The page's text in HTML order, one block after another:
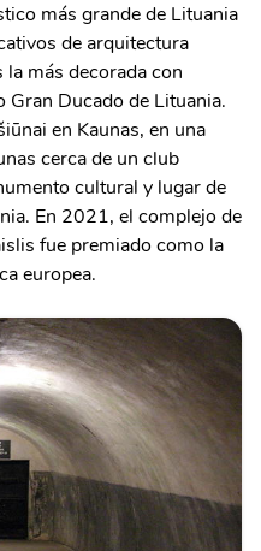
más grande de Lituania
de arquitectura
la más decorada con
Ducado de Lituania.
en Kaunas, en una
cerca de un club
cultural y lugar de
En 2021, el complejo de
fue premiado como la
europea.